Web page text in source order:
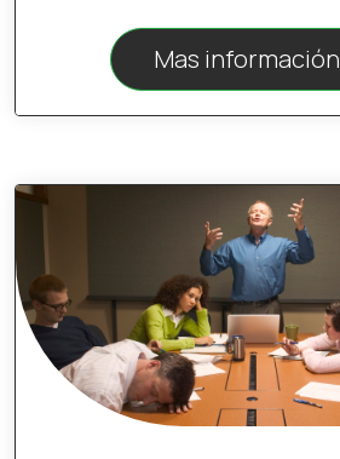
Mas información